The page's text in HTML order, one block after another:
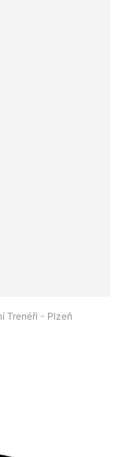
Trenéři - Plzeň